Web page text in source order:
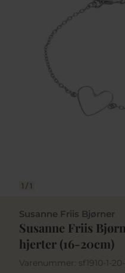
1 / 1
Susanne Friis Bjørner
Susanne Friis
hjerter (16-20cm)
Varenummer: sf1910-1-